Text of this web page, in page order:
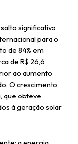
significativo
para o
de 84% em
de R$ 26,6
ao aumento
O crescimento
que obteve
à geração solar